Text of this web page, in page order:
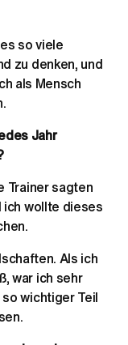
so viele
zu denken, und
als Mensch
Jahr
Trainer sagten
ich wollte dieses
Als ich
war ich sehr
wichtiger Teil